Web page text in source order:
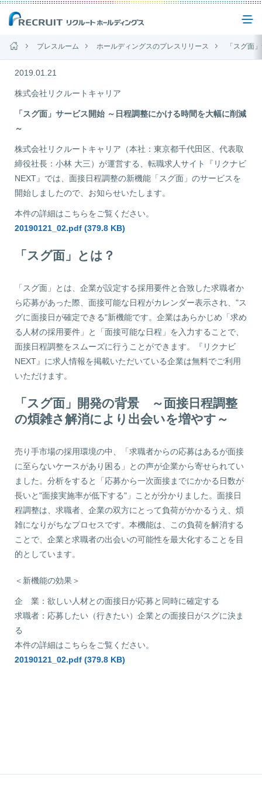
企業情報
事業紹介
サステナビリティ
IR(投資家情報)
ニュース
お問い合わせ
プレスルーム ホールディングスのプレスリリース 「スグ面」サービス開
2019.01.21
株式会社リクルートキャリア
「スグ面」サービス開始 ～日程調整にかける時間を大幅に削減
～
株式会社リクルートキャリア（本社：東京都千代田区、代表取
締役社長：小林 大三）が運営する、転職求人サイト『リクナビ
NEXT』では、面接日程調整の新機能「スグ面」のサービスを
開始しましたので、お知らせいたします。
本件の詳細はこちらをご覧ください。
20190121_02.pdf (379.8 KB)
「スグ面」とは？
「スグ面」とは、企業が設定する採用要件と合致した求職者か
ら応募があった際、面接可能な日程がカレンダー表示され、"ス
グに面接日が確定できる"新機能です。企業はあらかじめ「求め
る人材の採用要件」と「面接可能な日程」を入力することで、
面接日程調整をスムーズに行うことができます。『リクナビ
NEXT』に求人情報を掲載いただいている企業は無料でご利用
いただけます。
「スグ面」開発の背景 ～面接日程調整
の煩雑さ解消により出会いを増やす～
売り手市場の採用環境の中、「求職者からの応募はあるが面接
に至らないケースがあり困る」との声が企業から寄せられてい
ました。分析をすると「応募から一次面接までにかかる日数が
長いと"面接実施率が低下する"」ことが分かりました。面接日
程調整は、求職者、企業の双方にとって負荷がかかるうえ、煩
雑になりがちなプロセスです。本機能は、この負荷を解消する
ことで、企業と求職者の出会いの可能性を最大化することを目
的としています。
＜新機能の効果＞
企 業：欲しい人材との面接日が応募と同時に確定する
求職者：応募したい（行きたい）企業との面接日がスグに決ま
る
本件の詳細はこちらをご覧ください。
20190121_02.pdf (379.8 KB)